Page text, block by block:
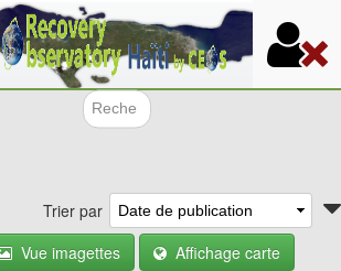
Aller
au
contenu
Trier par
Vue imagettes
Affichage carte